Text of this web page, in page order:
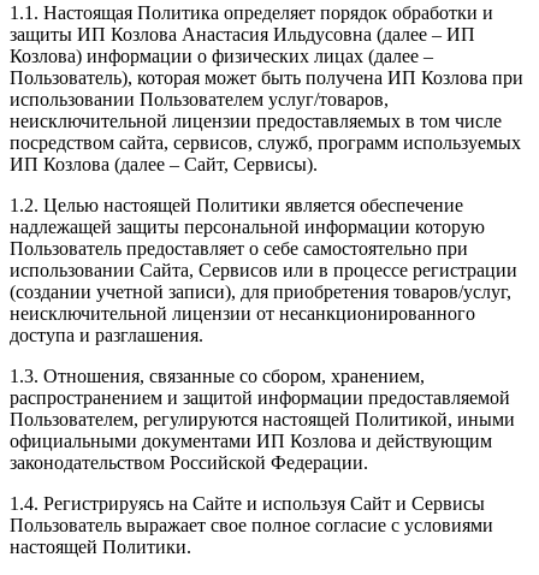
1.1. Настоящая Политика определяет порядок обработки и
защиты ИП Козлова Анастасия Ильдусовна (далее – ИП
Козлова) информации о физических лицах (далее –
Пользователь), которая может быть получена ИП Козлова при
использовании Пользователем услуг/товаров,
неисключительной лицензии предоставляемых в том числе
посредством сайта, сервисов, служб, программ используемых
ИП Козлова (далее – Сайт, Сервисы).
1.2. Целью настоящей Политики является обеспечение
надлежащей защиты персональной информации которую
Пользователь предоставляет о себе самостоятельно при
использовании Сайта, Сервисов или в процессе регистрации
(создании учетной записи), для приобретения товаров/услуг,
неисключительной лицензии от несанкционированного
доступа и разглашения.
1.3. Отношения, связанные со сбором, хранением,
распространением и защитой информации предоставляемой
Пользователем, регулируются настоящей Политикой, иными
официальными документами ИП Козловa и действующим
законодательством Российской Федерации.
1.4. Регистрируясь на Сайте и используя Сайт и Сервисы
Пользователь выражает свое полное согласие с условиями
настоящей Политики.